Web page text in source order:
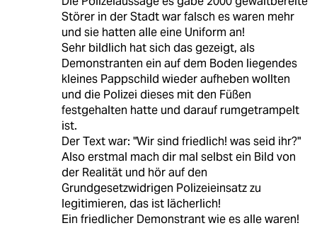
Störer in der Stadt war falsch es waren mehr
und sie hatten alle eine Uniform an!
Sehr bildlich hat sich das gezeigt, als
Demonstranten ein auf dem Boden liegendes
kleines Pappschild wieder aufheben wollten
und die Polizei dieses mit den Füßen
festgehalten hatte und darauf rumgetrampelt
ist.
Der Text war: "Wir sind friedlich! was seid ihr?"
Also erstmal mach dir mal selbst ein Bild von
der Realität und hör auf den
Grundgesetzwidrigen Polizeieinsatz zu
legitimieren, das ist lächerlich!
Ein friedlicher Demonstrant wie es alle waren!